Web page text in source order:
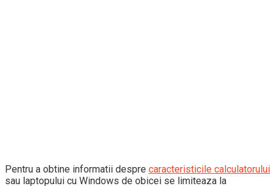
Pentru a obtine informatii despre caracteristicile calculatorului
sau laptopului cu Windows de obicei se limiteaza la